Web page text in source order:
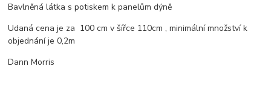
Bavlněná látka s potiskem k panelům dýně
Udaná cena je za 100 cm v šířce 110cm , minimální množství k
objednání je 0,2m
Dann Morris